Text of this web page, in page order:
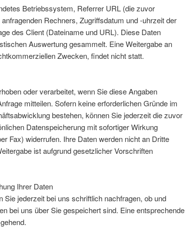
Betriebssystem, Referrer URL (die zuvor
Rechners, Zugriffsdatum und -uhrzeit der
des Client (Dateiname und URL). Diese Daten
Auswertung gesammelt. Eine Weitergabe an
Zwecken, findet nicht statt.
oder verarbeitet, wenn Sie diese Angaben
mitteilen. Sofern keine erforderlichen Gründe im
bestehen, können Sie jederzeit die zuvor
Datenspeicherung mit sofortiger Wirkung
Fax) widerrufen. Ihre Daten werden nicht an Dritte
ist aufgrund gesetzlicher Vorschriften
Ihrer Daten
jederzeit bei uns schriftlich nachfragen, ob und
bei uns über Sie gespeichert sind. Eine entsprechende